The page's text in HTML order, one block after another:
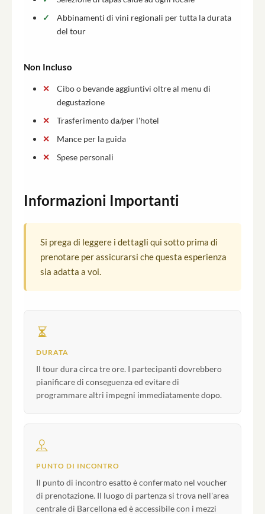
Abbinamenti di vini regionali per tutta la durata
del tour
Non Incluso
Cibo o bevande aggiuntivi oltre al menu di
degustazione
Trasferimento da/per l'hotel
Mance per la guida
Spese personali
Informazioni Importanti
Si prega di leggere i dettagli qui sotto prima di
prenotare per assicurarsi che questa esperienza
sia adatta a voi.
DURATA
Il tour dura circa tre ore. I partecipanti dovrebbero
pianificare di conseguenza ed evitare di
programmare altri impegni immediatamente dopo.
PUNTO DI INCONTRO
Il punto di incontro esatto è confermato nel voucher
di prenotazione. Il luogo di partenza si trova nell'area
centrale di Barcellona ed è accessibile con i mezzi